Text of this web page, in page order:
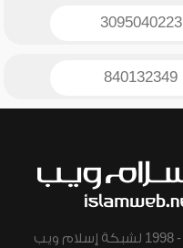
3095040223
840132349